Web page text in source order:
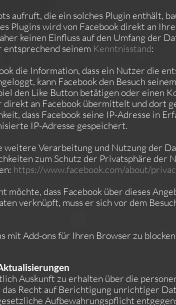
aufruft, die ein solches Plugin enthält,
Plugins wird von Facebook direkt an
keinen Einfluss auf den Umfang der
seinem Kenntnisstand:
die Information, dass ein Nutzer die
kann Facebook den Besuch
den Like Button betätigen oder einen
an Facebook übermittelt und dort
dass Facebook seine IP-Adresse in
IP-Adresse gespeichert.
Verarbeitung und Nutzung der
zum Schutz der Privatsphäre der
https://www.facebook.com/about/
dass Facebook über dieses
verknüpft, muss er sich vor dem
mit Add-ons für Ihren Browser zu
Auskunft zu erhalten über die
Recht auf Berichtigung unrichtiger
Aufbewahrungspflicht